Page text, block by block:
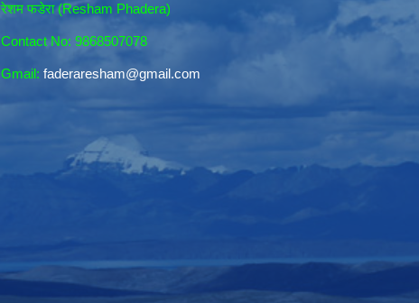
रेशम फडेरा (Resham Phadera)
Contact No: 9868507078
Gmail: faderaresham@gmail.com